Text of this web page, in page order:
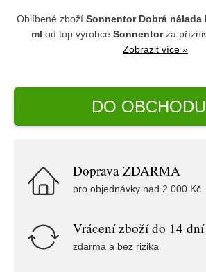
Oblíbené zboží Sonnentor Dobrá
ml od top výrobce Sonnentorza
Zobrazit více »
DO
Doprava ZDARMA
pro objednávky nad 2.000 Kč
Vrácení zboží do 14 dní
zdarma a bez rizika